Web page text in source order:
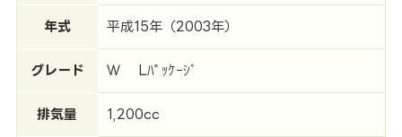
年式 平成15年（2003年）
グレード Ｗ Lﾊﾟｯｹｰｼﾞ
排気量 1,200cc